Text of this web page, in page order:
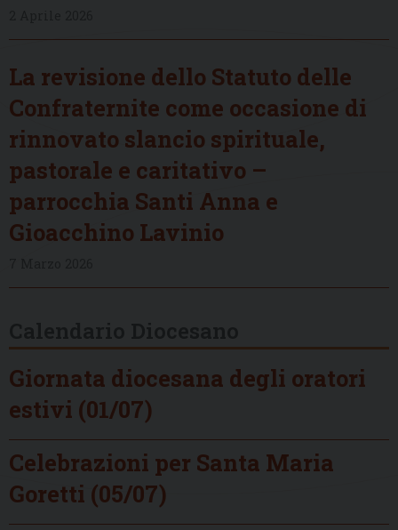
La revisione dello Statuto delle
Confraternite come occasione di
rinnovato slancio spirituale,
pastorale e caritativo –
parrocchia Santi Anna e
Gioacchino Lavinio
Giornata diocesana degli oratori
estivi (01/07)
Celebrazioni per Santa Maria
Goretti (05/07)